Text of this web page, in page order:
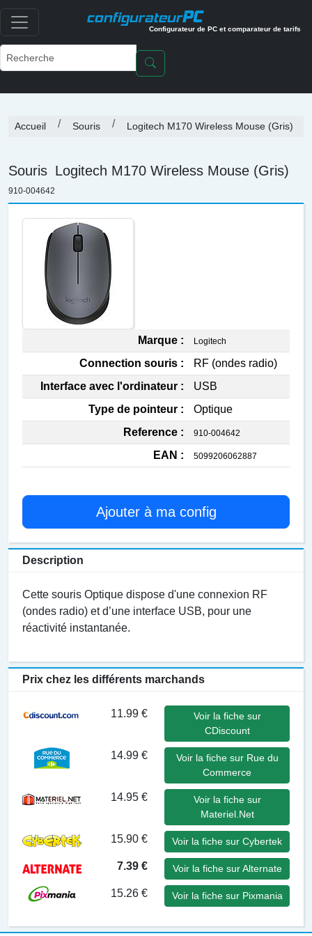
configurateurPC
Configurateur de PC et comparateur de tarifs
Accueil Souris Logitech M170 Wireless Mouse (Gris)
Souris Logitech M170 Wireless Mouse (Gris)
910-004642
Marque : Logitech
Connection souris :
RF (ondes radio)
Interface avec l'ordinateur :
USB
Type de pointeur :
Optique
Reference :
910-004642
EAN : 5099206062887
Ajouter à ma config
Description
Cette souris Optique dispose d'une connexion RF
(ondes radio) et d’une interface USB, pour une
réactivité instantanée.
Prix chez les différents marchands
11.99 €
Voir la fiche sur
CDiscount
14.99 €
Voir la fiche sur Rue du
Commerce
14.95 €
Voir la fiche sur
Materiel.Net
15.90 € Voir la fiche sur Cybertek
7.39 € Voir la fiche sur Alternate
15.26 € Voir la fiche sur Pixmania